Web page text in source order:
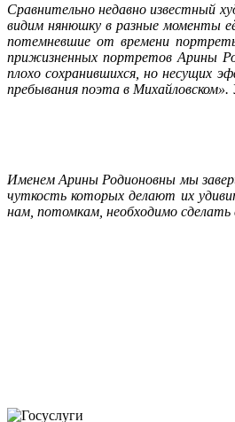
Сравнительно недавно известный
видим нянюшку в разные моменты
потемневшие от времени
прижизненных портретов Арины
плохо сохранившихся, но несущих
пребывания поэта в Михайловском».
Именем Арины Родионовны мы
чуткость которых делают их
нам, потомкам, необходимо